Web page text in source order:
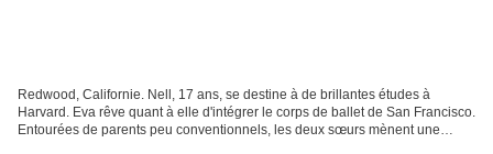
Redwood, Californie. Nell, 17 ans, se destine à de brillantes études à
Harvard. Eva rêve quant à elle d'intégrer le corps de ballet de San Francisco.
Entourées de parents peu conventionnels, les deux sœurs mènent une